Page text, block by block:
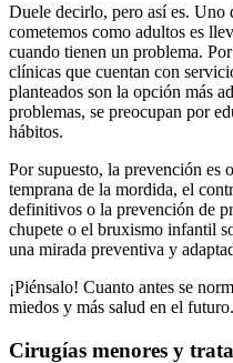
Duele decirlo, pero así es. Uno
cometemos como adultos es
cuando tienen un problema.
clínicas que cuentan con
planteados son la opción más
problemas, se preocupan por
hábitos.
Por supuesto, la prevención es
temprana de la mordida, el
definitivos o la prevención de
chupete o el bruxismo infantil
una mirada preventiva y
¡Piénsalo! Cuanto antes se
miedos y más salud en el futuro.
Cirugías menores y